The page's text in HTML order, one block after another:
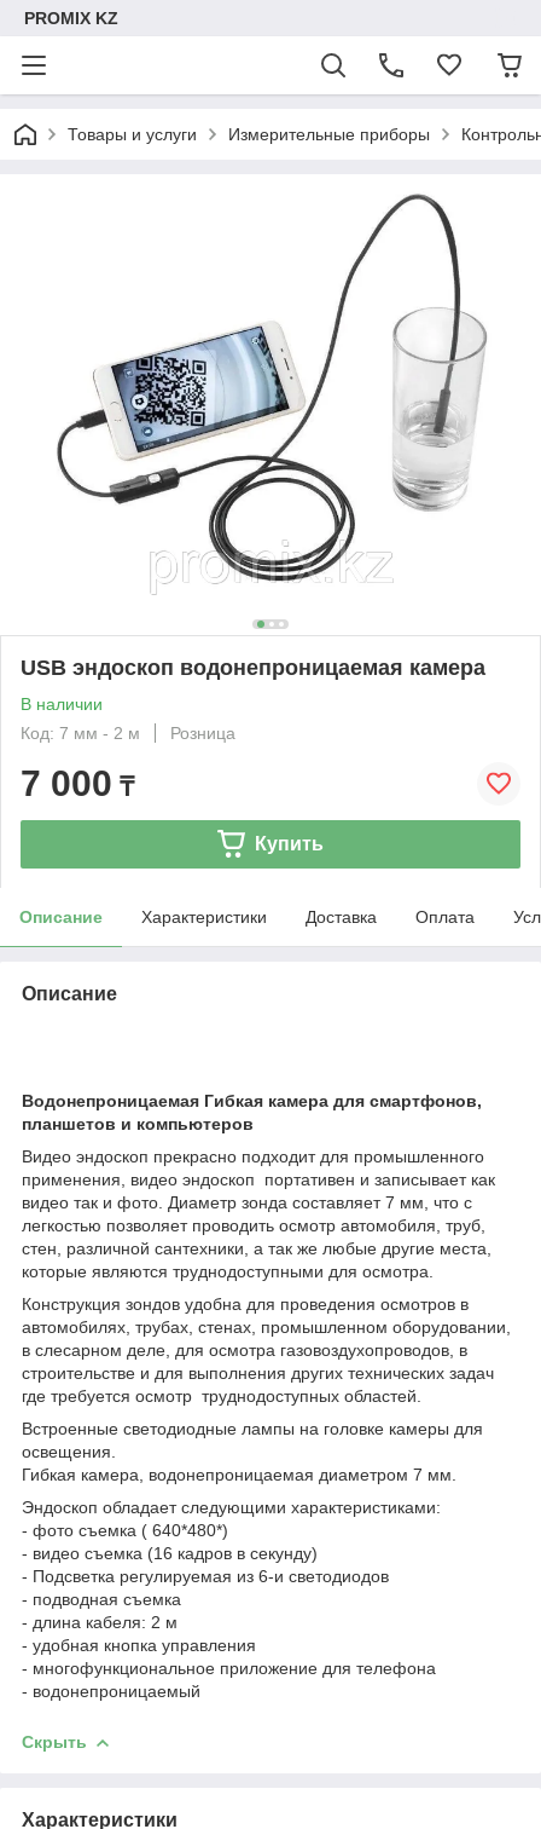
PROMIX KZ
Товары и услуги Измерительные приборы
USB эндоскоп водонепроницаемая камера
В наличии
Код: 7 мм - 2 м
Розница
7 000 ₸
Купить
Описание Характеристики Доставка Оплата
Описание
Водонепроницаемая Гибкая камера для смартфонов,
планшетов и компьютеров
Видео эндоскоп прекрасно подходит для промышленного
применения, видео эндоскоп портативен и записывает как
видео так и фото. Диаметр зонда составляет 7 мм, что с
легкостью позволяет проводить осмотр автомобиля, труб,
стен, различной сантехники, а так же любые другие места,
которые являются труднодоступными для осмотра.
Конструкция зондов удобна для проведения осмотров в
автомобилях, трубах, стенах, промышленном оборудовании,
в слесарном деле, для осмотра газовоздухопроводов, в
строительстве и для выполнения других технических задач
где требуется осмотр труднодоступных областей.
Встроенные светодиодные лампы на головке камеры для
освещения.
Гибкая камера, водонепроницаемая диаметром 7 мм.
Эндоскоп обладает следующими характеристиками:
- фото съемка ( 640*480*)
- видео съемка (16 кадров в секунду)
- Подсветка регулируемая из 6-и светодиодов
- подводная съемка
- длина кабеля: 2 м
- удобная кнопка управления
- многофункциональное приложение для телефона
- водонепроницаемый
Скрыть
Характеристики